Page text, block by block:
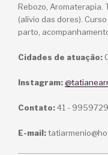
Rebozo, Aromaterapia.
(alívio das dores).
parto,
Cidades de atuação:
Instagram:
Contato:41 -
E-mail: